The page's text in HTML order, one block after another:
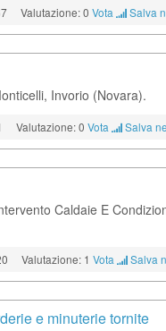
Valutazione: 0 Vota Salva
Invorio (Novara).
Valutazione: 0 Vota Salva
Caldaie E
Valutazione: 1 Vota Salva
e minuterie tornite